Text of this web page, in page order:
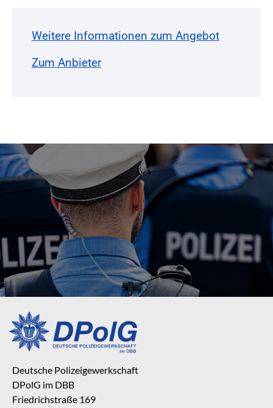
Weitere Informationen zum Angebot
Zum Anbieter
Deutsche Polizeigewerkschaft
DPolG im DBB
Friedrichstraße 169